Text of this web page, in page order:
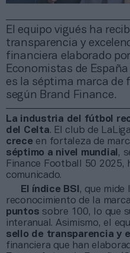
El equipo vigués ha
transparencia y
financiera elaborado
Economistas de
es la séptima marca de
según Brand Finance.
La industria del fútbol
del Celta. El club de
crece en fortaleza de
séptimo a nivel mundial ,
Finance Football 50 2025,
comunicado.
El índice BSI , que mide
reconocimiento de la marca
puntos sobre 100, lo que
interanual. Asimismo, el
sello de transparencia y
financiera que han